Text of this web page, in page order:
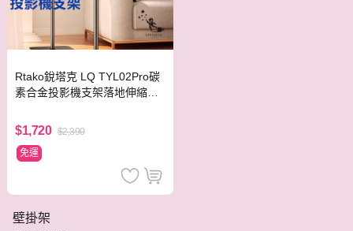
Rtako銳塔克 LQ TYL02Pro碳
素合金投影機支架落地伸縮彎
$1,720 $2,390
免運
壁掛架